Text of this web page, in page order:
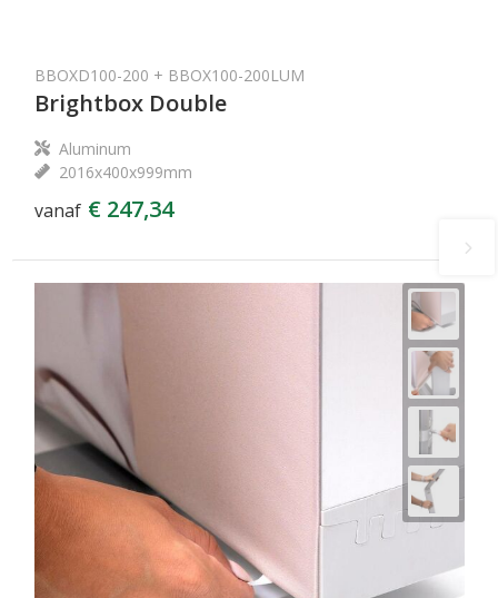
BBOXD100-200 + BBOX100-200LUM
Brightbox Double
Aluminum
2016x400x999mm
vanaf € 247,34